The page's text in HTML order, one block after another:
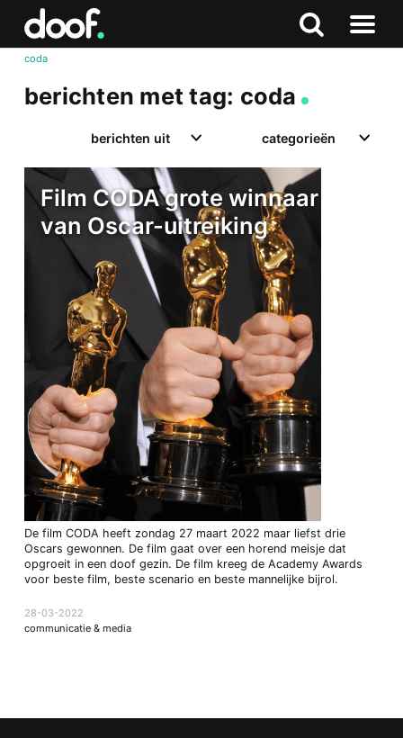
Zoeken
Naar
coda
berichten met tag: coda
berichten uit categorieën
Film CODA grote winnaar
van Oscar-uitreiking
De film CODA heeft zondag 27 maart 2022 maar liefst drie
Oscars gewonnen. De film gaat over een horend meisje dat
opgroeit in een doof gezin. De film kreeg de Academy Awards
voor beste film, beste scenario en beste mannelijke bijrol.
28-03-2022
communicatie & media
Doof.nl
Zoeken